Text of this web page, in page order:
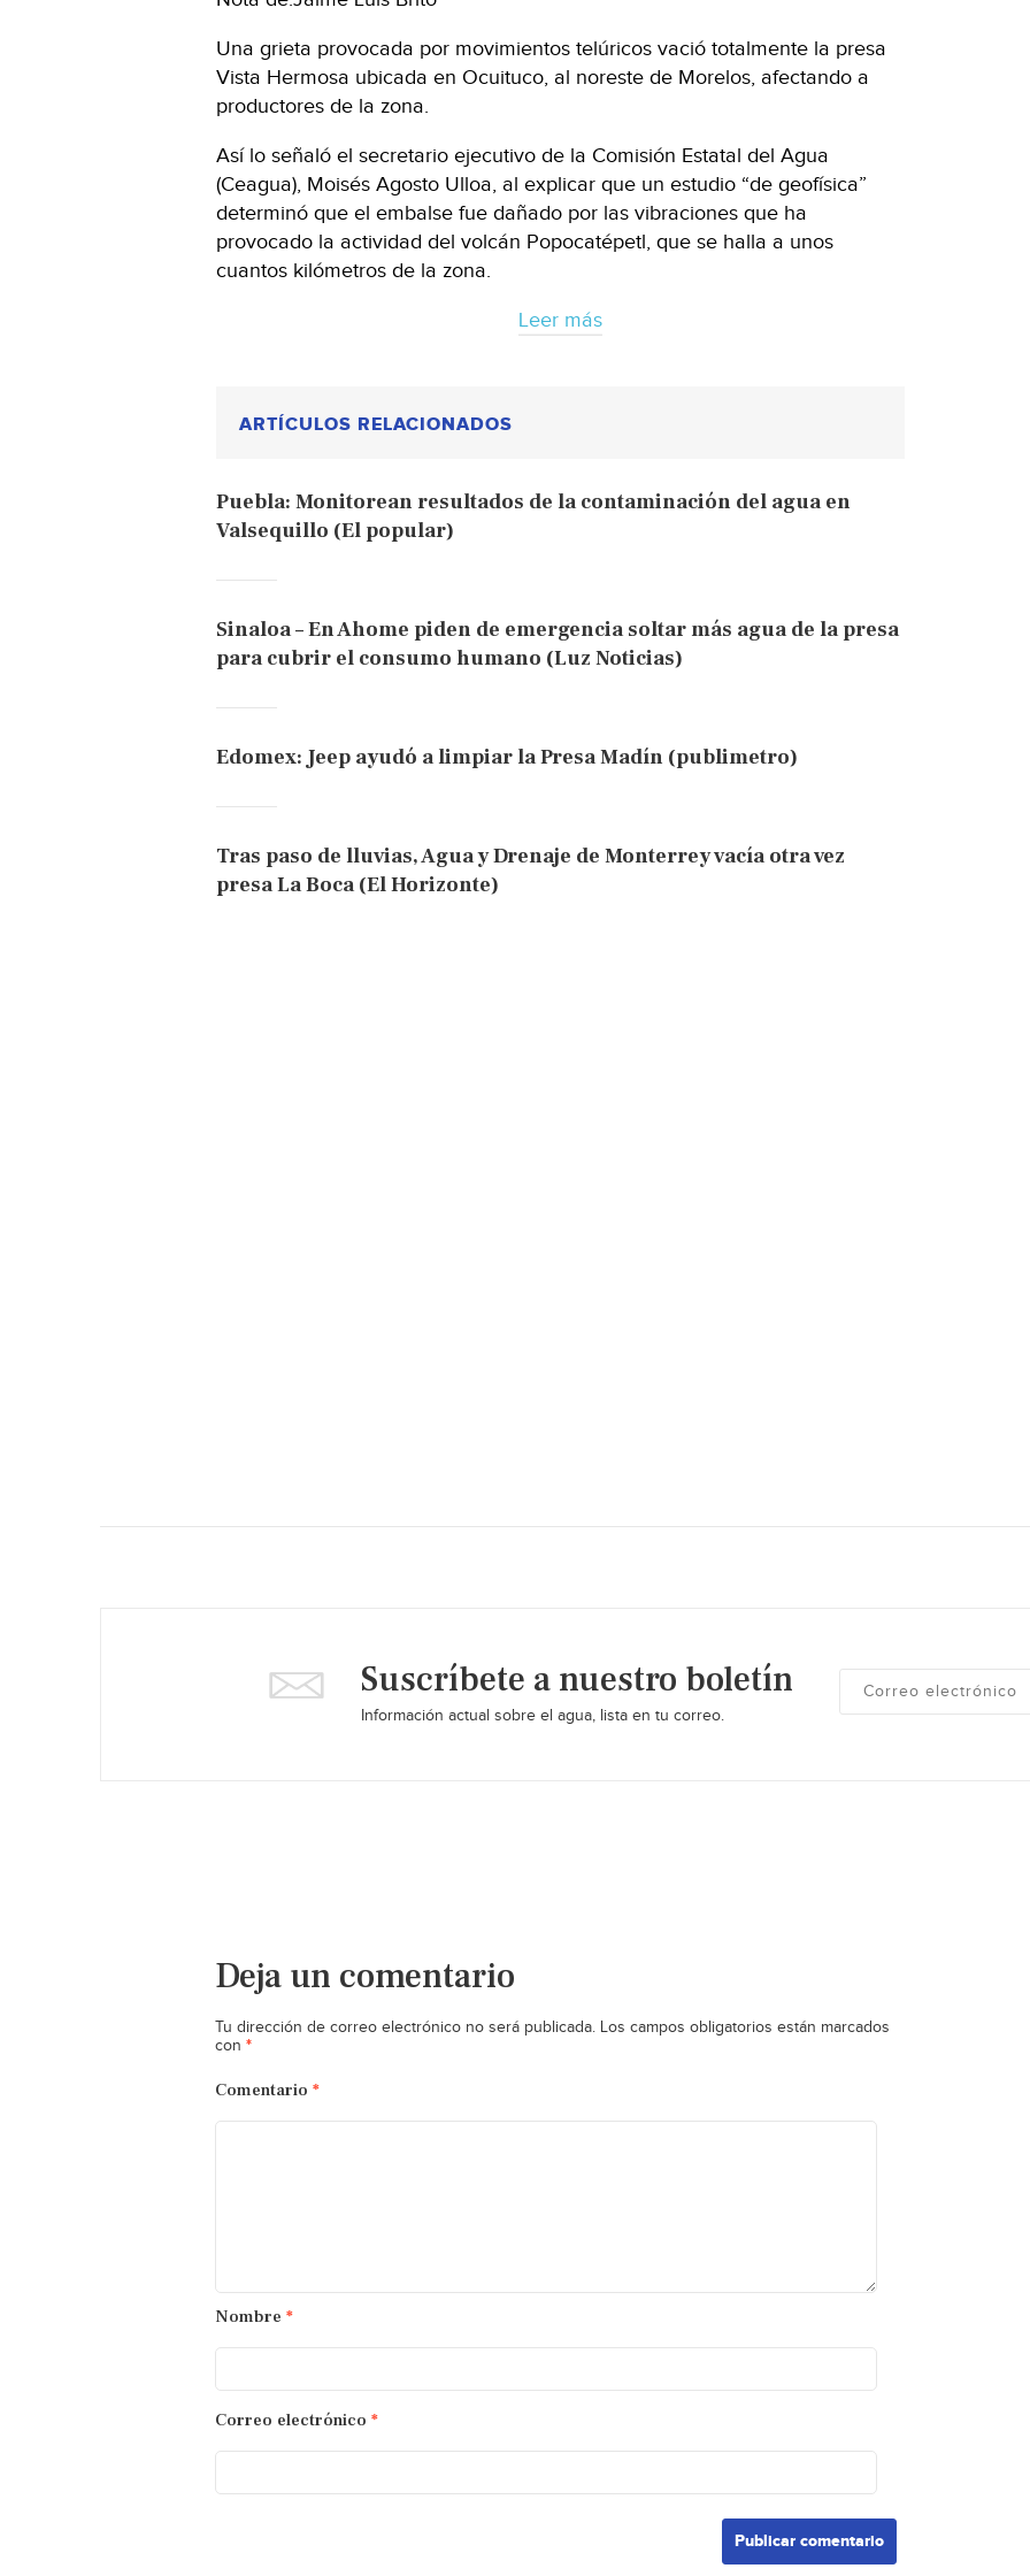
Una grieta provocada por movimientos telúricos vació totalmente la presa
Vista Hermosa ubicada en Ocuituco, al noreste de Morelos, afectando a
productores de la zona.
Así lo señaló el secretario ejecutivo de la Comisión Estatal del Agua
(Ceagua), Moisés Agosto Ulloa, al explicar que un estudio “de geofísica”
determinó que el embalse fue dañado por las vibraciones que ha
provocado la actividad del volcán Popocatépetl, que se halla a unos
cuantos kilómetros de la zona.
Leer más
ARTÍCULOS RELACIONADOS
Puebla: Monitorean resultados de la contaminación del agua en
Valsequillo (El popular)
Sinaloa – En Ahome piden de emergencia soltar más agua de la presa
para cubrir el consumo humano (Luz Noticias)
Edomex: Jeep ayudó a limpiar la Presa Madín (publimetro)
Tras paso de lluvias, Agua y Drenaje de Monterrey vacía otra vez
presa La Boca (El Horizonte)
Suscríbete a nuestro boletín
Información actual sobre el agua, lista en tu correo.
Deja un comentario
Tu dirección de correo electrónico no será publicada. Los campos obligatorios están marcados
con *
Comentario *
Nombre *
Correo electrónico *